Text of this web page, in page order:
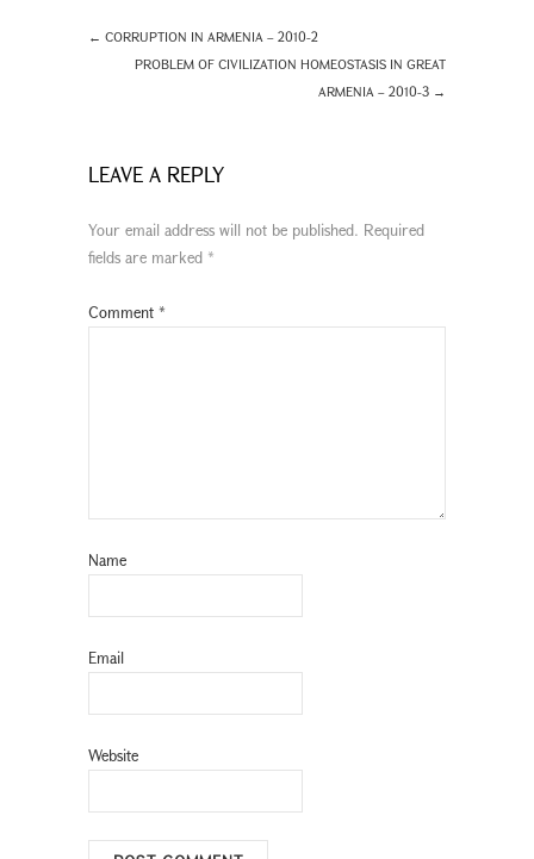
← CORRUPTION IN ARMENIA – 2010-2
PROBLEM OF CIVILIZATION HOMEOSTASIS IN GREAT
ARMENIA – 2010-3 →
LEAVE A REPLY
Your email address will not be published. Required
fields are marked *
Comment *
Name
Email
Website